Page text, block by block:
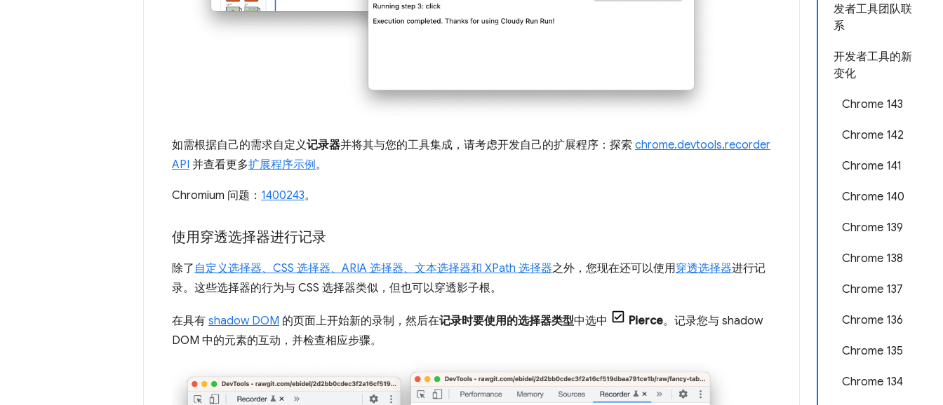
发者工具团队联
系
开发者工具的新
变化
Chrome 143
Chrome 142
Chrome 141
Chrome 140
Chrome 139
Chrome 138
Chrome 137
Chrome 136
Chrome 135
Chrome 134
如需根据自己的需求自定义记录器并将其与您的工具集成，请考虑开发自己的扩展程序：探索 chrome.devtools.recorder
API 并查看更多扩展程序示例。
Chromium 问题： 1400243。
使用穿透选择器进行记录
除了 自定义选择器、CSS 选择器、ARIA 选择器、文本选择器和 XPath 选择器之外，您现在还可以使用穿透选择器进行记
录。这些选择器的行为与 CSS 选择器类似，但也可以穿透影子根。
在具有 shadow DOM 的页面上开始新的录制，然后在记录时要使用的选择器类型中选中 Pierce。记录您与 shadow
DOM 中的元素的互动，并检查相应步骤。